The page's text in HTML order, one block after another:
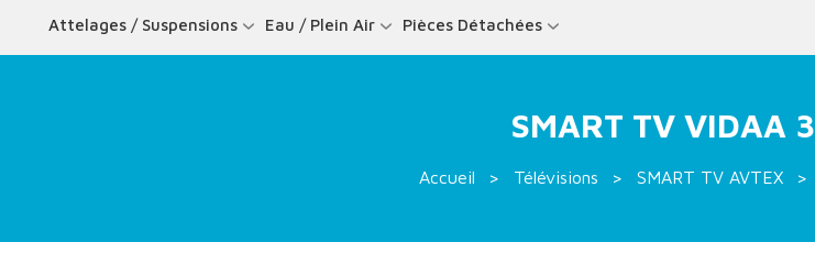
Attelages / Suspensions
Eau / Plein Air Pièces Détachées
SMART TV VIDAA
Accueil Télévisions SMART TV AVTEX